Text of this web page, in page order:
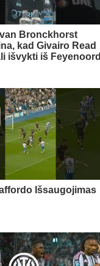
Bronckhorst
kad Givairo Read
išvykti iš Feyenoord
Išsaugojimas